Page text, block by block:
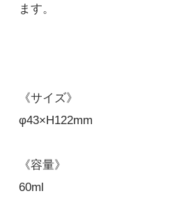
ます。
《サイズ》
φ43×H122mm
《容量》
60ml